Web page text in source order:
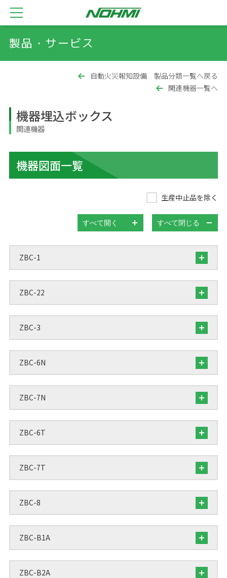
製品・サービス
自動火災報知設備 製品分類一覧へ戻る
関連機器一覧へ
機器埋込ボックス
関連機器
機器図面一覧
生産中止品を除く
すべて開く すべて閉じる
ZBC-1
ZBC-22
ZBC-3
ZBC-6N
ZBC-7N
ZBC-6T
ZBC-7T
ZBC-8
ZBC-B1A
ZBC-B2A